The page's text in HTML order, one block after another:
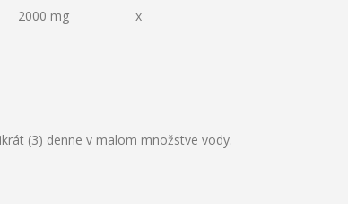
2000 mg x
(3) denne v malom množstve vody.